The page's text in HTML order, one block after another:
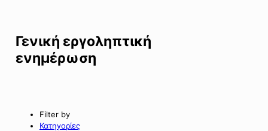
Γενική εργοληπτική
ενημέρωση
Filter by
Κατηγορίες